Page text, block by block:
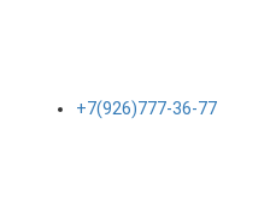
+7(926)777-36-77